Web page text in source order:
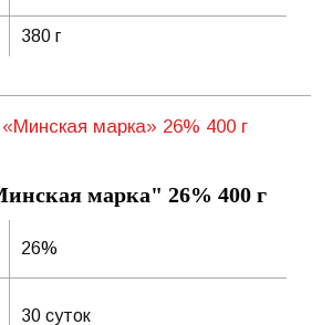
380 г
марка" 26% 400 г
26%
30 суток